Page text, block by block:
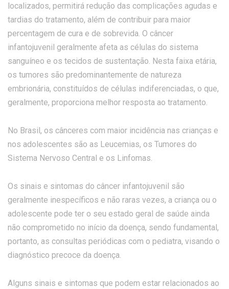
localizados, permitirá redução das complicações agudas e
tardias do tratamento, além de contribuir para maior
percentagem de cura e de sobrevida. O câncer
infantojuvenil geralmente afeta as células do sistema
sanguíneo e os tecidos de sustentação. Nesta faixa etária,
os tumores são predominantemente de natureza
embrionária, constituídos de células indiferenciadas, o que,
geralmente, proporciona melhor resposta ao tratamento.
No Brasil, os cânceres com maior incidência nas crianças e
nos adolescentes são as Leucemias, os Tumores do
Sistema Nervoso Central e os Linfomas.
Os sinais e sintomas do câncer infantojuvenil são
geralmente inespecíficos e não raras vezes, a criança ou o
adolescente pode ter o seu estado geral de saúde ainda
não comprometido no início da doença, sendo fundamental,
portanto, as consultas periódicas com o pediatra, visando o
diagnóstico precoce da doença.
Alguns sinais e sintomas que podem estar relacionados ao